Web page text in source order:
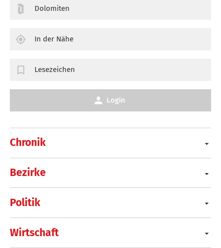
Chronik
Bezirke
Politik
Wirtschaft
Dolomiten
In der Nähe
Lesezeichen
Login